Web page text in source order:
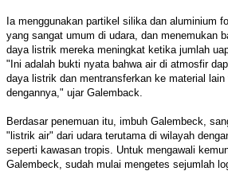
Ia menggunakan partikel silika dan aluminium
yang sangat umum di udara, dan menemukan
daya listrik mereka meningkat ketika jumlah
"Ini adalah bukti nyata bahwa air di atmosfir
daya listrik dan mentransferkan ke material lain
dengannya," ujar Galemback.
Berdasar penemuan itu, imbuh Galembeck,
"listrik air" dari udara terutama di wilayah
seperti kawasan tropis. Untuk mengawali
Galembeck, sudah mulai mengetes sejumlah